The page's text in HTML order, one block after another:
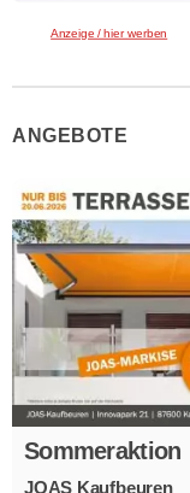
Anzeige / hier werben
ANGEBOTE
Sommeraktion
JOAS Kaufbeuren